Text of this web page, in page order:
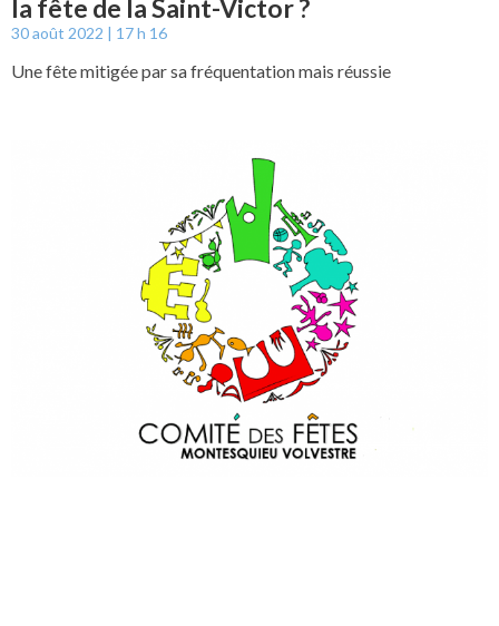
la fête de la Saint-Victor ?
30 août 2022 17 h 16
Une fête mitigée par sa fréquentation mais réussie